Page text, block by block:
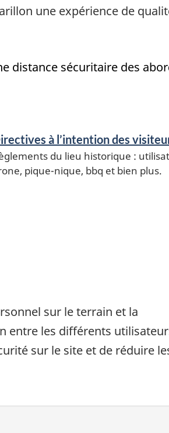
une expérience de
distance sécuritaire des
à l’intention des
du lieu historique :
pique-nique, bbq et bien plus.
sur le terrain et la
entre les différents
sur le site et de réduire